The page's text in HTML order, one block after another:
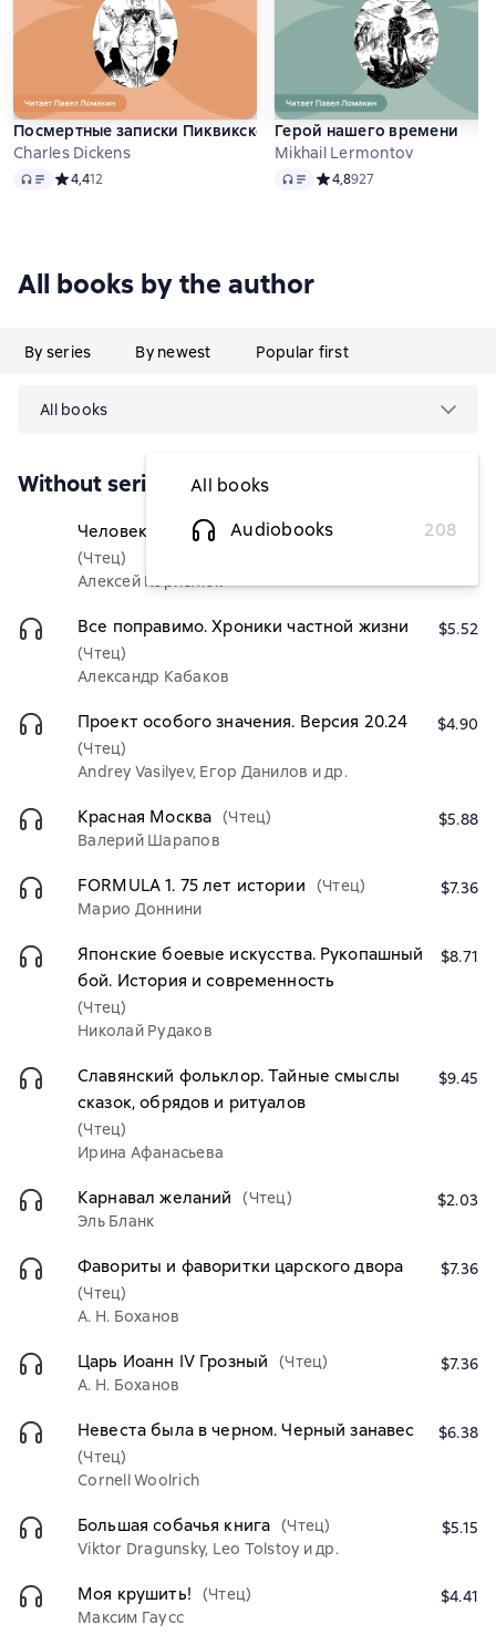
Посмертные записки Пиквикского клуба
Charles Dickens
Audio Средний рейтинг 4,4 на основе 12 оценок
4,412
Герой нашего времени
Mikhail Lermontov
Audio Средний рейтинг 4,8 на
4,8927
All books by the author
By series By newest Popular first
All books
All books
Audiobooks
208
Without series
Человек, который искал понедельник
(Чтец)
Алексей Корнелюк
$8.10
Все поправимо. Хроники частной жизни
(Чтец)
Александр Кабаков
$5.52
Проект особого значения. Версия 20.24
(Чтец)
Andrey Vasilyev, Егор Данилов и др.
$4.90
Красная Москва (Чтец)
Валерий Шарапов
$5.88
FORMULA 1. 75 лет истории
(Чтец)
Марио Доннини
$7.36
Японские боевые искусства. Рукопашный
бой. История и современность
(Чтец)
Николай Рудаков
$8.71
Славянский фольклор. Тайные смыслы
сказок, обрядов и ритуалов
(Чтец)
Ирина Афанасьева
$9.45
Карнавал желаний
(Чтец)
Эль Бланк
$2.03
Фавориты и фаворитки царского двора
(Чтец)
А. Н. Боханов
$7.36
Царь Иоанн IV Грозный
(Чтец)
А. Н. Боханов
$7.36
Невеста была в черном. Черный занавес
(Чтец)
Cornell Woolrich
$6.38
Большая собачья книга (Чтец)
Viktor Dragunsky, Leo Tolstoy и др.
$5.15
Моя крушить!
(Чтец)
Максим Гаусс
$4.41